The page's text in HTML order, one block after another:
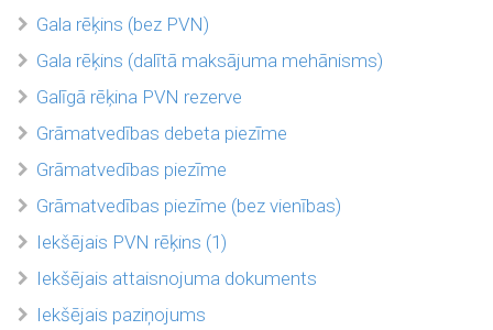
Gala rēķins (bez PVN)
Gala rēķins (dalītā maksājuma mehānisms)
Galīgā rēķina PVN rezerve
Grāmatvedības debeta piezīme
Grāmatvedības piezīme
Grāmatvedības piezīme (bez vienības)
Iekšējais PVN rēķins (1)
Iekšējais attaisnojuma dokuments
Iekšējais paziņojums